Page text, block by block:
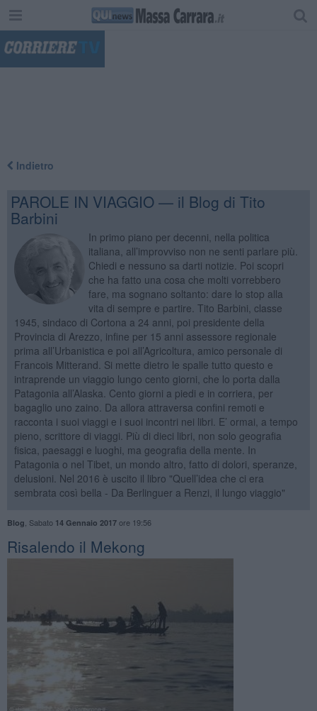
Indietro
PAROLE IN VIAGGIO — il Blog di Tito
Barbini
In primo piano per decenni, nella politica
italiana, all’improvviso non ne senti parlare più.
Chiedi e nessuno sa darti notizie. Poi scopri
che ha fatto una cosa che molti vorrebbero
fare, ma sognano soltanto: dare lo stop alla
vita di sempre e partire. Tito Barbini, classe
1945, sindaco di Cortona a 24 anni, poi presidente della
Provincia di Arezzo, infine per 15 anni assessore regionale
prima all’Urbanistica e poi all’Agricoltura, amico personale di
Francois Mitterand. Si mette dietro le spalle tutto questo e
intraprende un viaggio lungo cento giorni, che lo porta dalla
Patagonia all’Alaska. Cento giorni a piedi e in corriera, per
bagaglio uno zaino. Da allora attraversa confini remoti e
racconta i suoi viaggi e i suoi incontri nei libri. E’ ormai, a tempo
pieno, scrittore di viaggi. Più di dieci libri, non solo geografia
fisica, paesaggi e luoghi, ma geografia della mente. In
Patagonia o nel Tibet, un mondo altro, fatto di dolori, speranze,
delusioni. Nel 2016 è uscito il libro "Quell’idea che ci era
sembrata così bella - Da Berlinguer a Renzi, il lungo viaggio"
Blog Sabato 14 Gennaio 2017ore 19:56
Risalendo il Mekong